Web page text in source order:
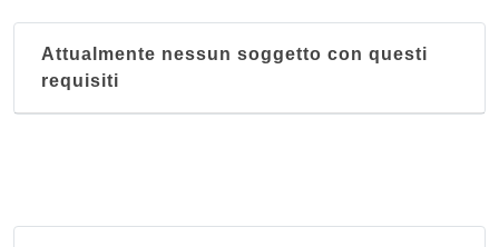
Attualmente nessun soggetto con questi
requisiti